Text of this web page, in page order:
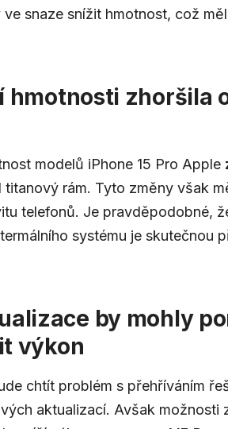
ve snaze snížit hmotnost, což
hmotnosti zhoršila
modelů iPhone 15 Pro Apple
titanový rám. Tyto změny však
telefonů. Je pravděpodobné,
systému je skutečnou
by mohly
výkon
chtít problém s přehříváním
aktualizací. Avšak možnosti